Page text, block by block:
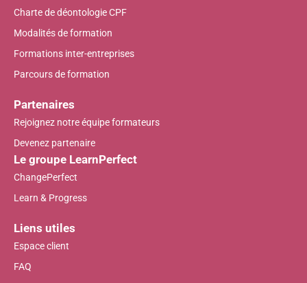
Charte de déontologie CPF
Modalités de formation
Formations inter-entreprises
Parcours de formation
Partenaires
Rejoignez notre équipe formateurs
Devenez partenaire
Le groupe LearnPerfect
ChangePerfect
Learn & Progress
Liens utiles
Espace client
FAQ